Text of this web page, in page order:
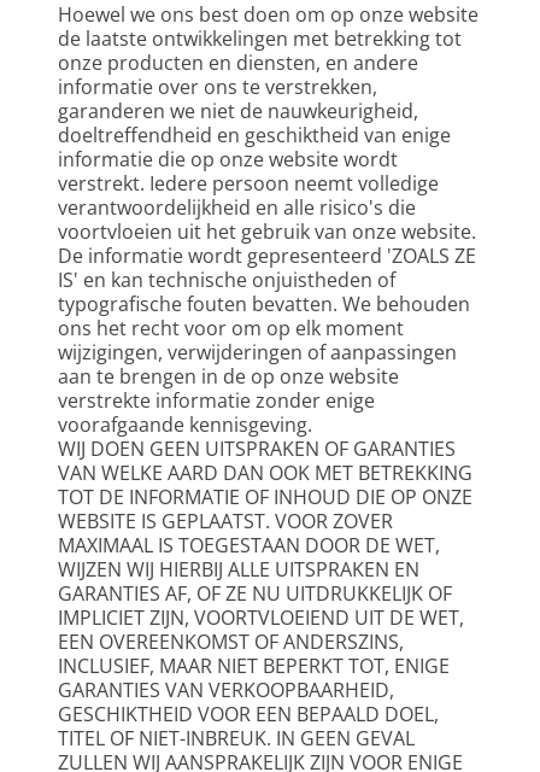
Hoewel we ons best doen om op onze website
de laatste ontwikkelingen met betrekking tot
onze producten en diensten, en andere
informatie over ons te verstrekken,
garanderen we niet de nauwkeurigheid,
doeltreffendheid en geschiktheid van enige
informatie die op onze website wordt
verstrekt. Iedere persoon neemt volledige
verantwoordelijkheid en alle risico's die
voortvloeien uit het gebruik van onze website.
De informatie wordt gepresenteerd 'ZOALS ZE
IS' en kan technische onjuistheden of
typografische fouten bevatten. We behouden
ons het recht voor om op elk moment
wijzigingen, verwijderingen of aanpassingen
aan te brengen in de op onze website
verstrekte informatie zonder enige
voorafgaande kennisgeving.
WIJ DOEN GEEN UITSPRAKEN OF GARANTIES
VAN WELKE AARD DAN OOK MET BETREKKING
TOT DE INFORMATIE OF INHOUD DIE OP ONZE
WEBSITE IS GEPLAATST. VOOR ZOVER
MAXIMAAL IS TOEGESTAAN DOOR DE WET,
WIJZEN WIJ HIERBIJ ALLE UITSPRAKEN EN
GARANTIES AF, OF ZE NU UITDRUKKELIJK OF
IMPLICIET ZIJN, VOORTVLOEIEND UIT DE WET,
EEN OVEREENKOMST OF ANDERSZINS,
INCLUSIEF, MAAR NIET BEPERKT TOT, ENIGE
GARANTIES VAN VERKOOPBAARHEID,
GESCHIKTHEID VOOR EEN BEPAALD DOEL,
TITEL OF NIET-INBREUK. IN GEEN GEVAL
ZULLEN WIJ AANSPRAKELIJK ZIJN VOOR ENIGE